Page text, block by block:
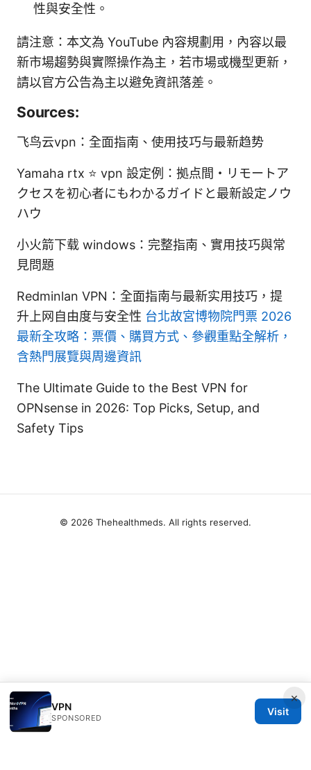
性與安全性。
請注意：本文為 YouTube 內容規劃用，內容以最
新市場趨勢與實際操作為主，若市場或機型更新，
請以官方公告為主以避免資訊落差。
Sources:
飞鸟云vpn：全面指南、使用技巧与最新趋势
Yamaha rtx ⭐ vpn 設定例：拠点間・リモートア
クセスを初心者にもわかるガイドと最新設定ノウ
ハウ
小火箭下载 windows：完整指南、實用技巧與常
見問題
Redminlan VPN：全面指南与最新实用技巧，提
升上网自由度与安全性 台北故宮博物院門票 2026
最新全攻略：票價、購買方式、參觀重點全解析，
含熱門展覽與周邊資訊
The Ultimate Guide to the Best VPN for
OPNsense in 2026: Top Picks, Setup, and
Safety Tips
×
VPN
SPONSORED
Visit
© 2026 Thehealthmeds. All rights reserved.